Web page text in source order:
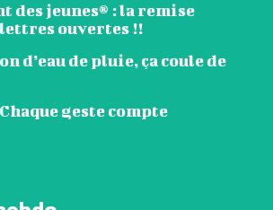
des jeunes® : la remise
ouvertes !!
d’eau de pluie, ça coule de
geste compte